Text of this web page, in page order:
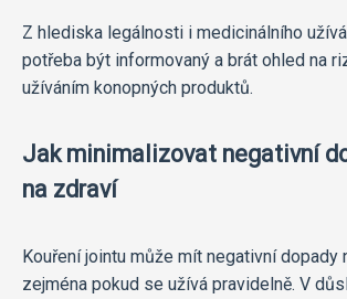
Z hlediska legálnosti i medicinálního
potřeba být informovaný a brát ohled na
užíváním konopných produktů.
Jak minimalizovat negativní
na zdraví
Kouření jointu může mít negativní dopady
zejména pokud se užívá pravidelně. V